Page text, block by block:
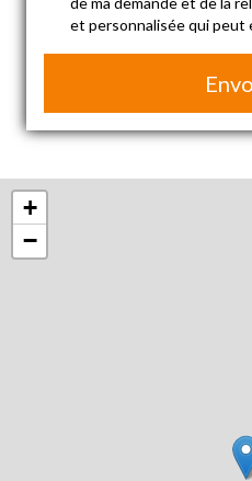
et personnalisée qui peut
+
−